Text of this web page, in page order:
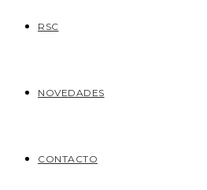
RSC
NOVEDADES
CONTACTO